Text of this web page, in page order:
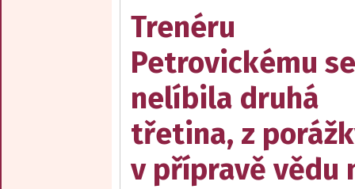
Trenéru
Petrovickému se
nelíbila druhá
třetina, z
v přípravě vědu